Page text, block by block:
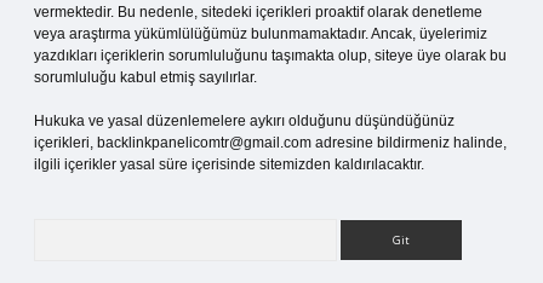
vermektedir. Bu nedenle, sitedeki içerikleri proaktif olarak denetleme
veya araştırma yükümlülüğümüz bulunmamaktadır. Ancak, üyelerimiz
yazdıkları içeriklerin sorumluluğunu taşımakta olup, siteye üye olarak bu
sorumluluğu kabul etmiş sayılırlar.
Hukuka ve yasal düzenlemelere aykırı olduğunu düşündüğünüz
içerikleri, backlinkpanelicomtr@gmail.com adresine bildirmeniz halinde,
ilgili içerikler yasal süre içerisinde sitemizden kaldırılacaktır.